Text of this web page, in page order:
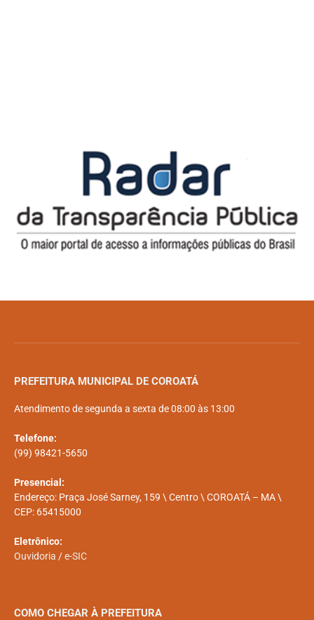
PREFEITURA MUNICIPAL DE COROATÁ
Atendimento de segunda a sexta de 08:00 às 13:00
Telefone:
(99) 98421-5650
Presencial:
Endereço: Praça José Sarney, 159 \ Centro \ COROATÁ – MA \
CEP: 65415000
Eletrônico:
Ouvidoria /e-SIC
COMO CHEGAR À PREFEITURA